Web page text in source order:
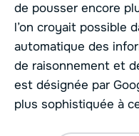
de pousser encore
l’on croyait possible
automatique des
de raisonnement et
est désignée par
plus sophistiquée à